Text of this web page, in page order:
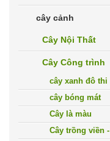
cây cảnh
Cây Nội Thất
Cây Công trình
cây xanh đô thi
cây bóng mát
Cây là màu
Cây trồng viền -